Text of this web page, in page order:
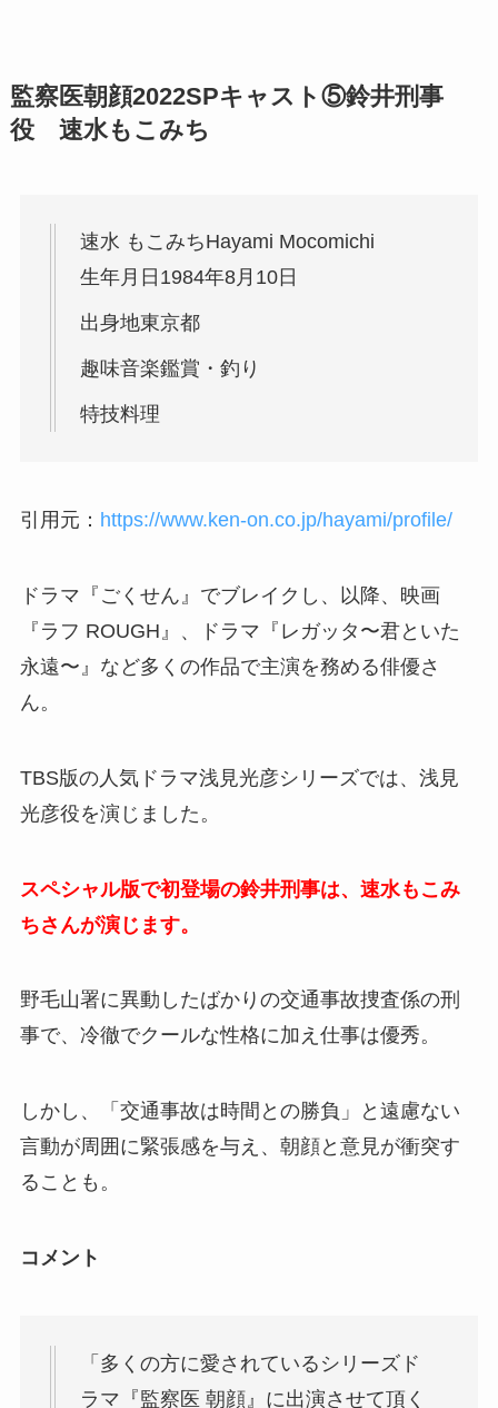
監察医朝顔2022SPキャスト⑤鈴井刑事
役 速水もこみち
速水 もこみちHayami Mocomichi
生年月日1984年8月10日
出身地東京都
趣味音楽鑑賞・釣り
特技料理
引用元： https://www.ken-on.co.jp/hayami/profile/
ドラマ『ごくせん』でブレイクし、以降、映画
『ラフ ROUGH』、ドラマ『レガッタ〜君といた
永遠〜』など多くの作品で主演を務める俳優さ
ん。
TBS版の人気ドラマ浅見光彦シリーズでは、浅見
光彦役を演じました。
スペシャル版で初登場の鈴井刑事は、速水もこみ
ちさんが演じます。
野毛山署に異動したばかりの交通事故捜査係の刑
事で、冷徹でクールな性格に加え仕事は優秀。
しかし、「交通事故は時間との勝負」と遠慮ない
言動が周囲に緊張感を与え、朝顔と意見が衝突す
ることも。
コメント
「多くの方に愛されているシリーズド
ラマ『監察医 朝顔』に出演させて頂く